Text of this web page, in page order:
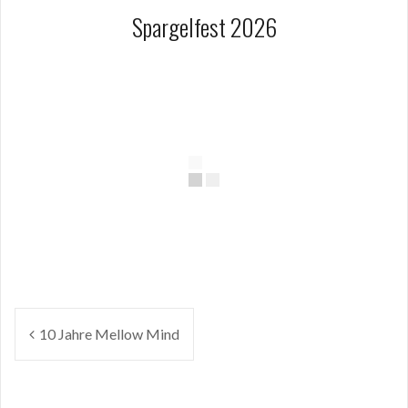
Spargelfest 2026
Beitragsnavigation
10 Jahre Mellow Mind